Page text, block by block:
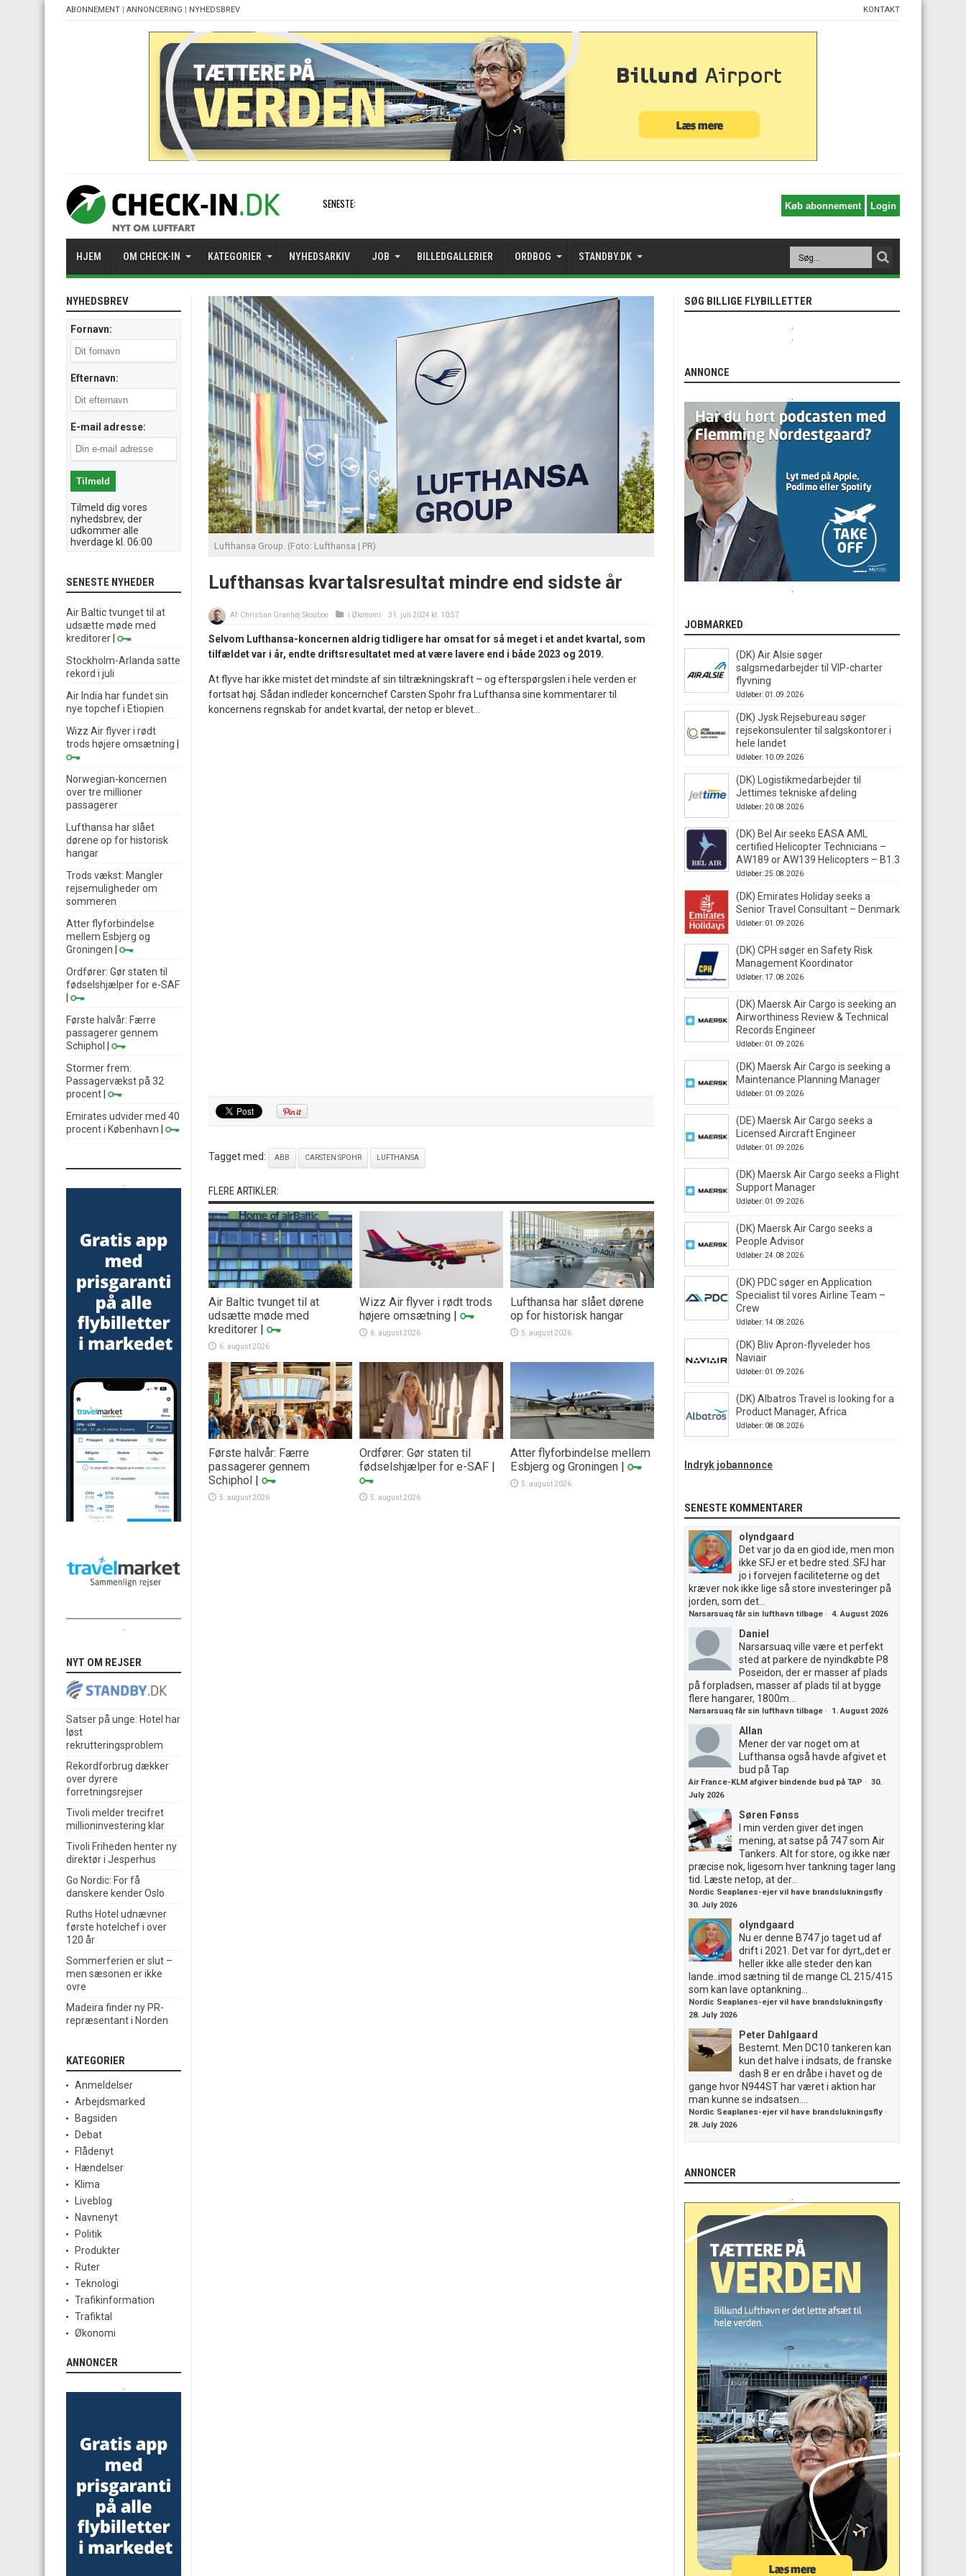
ABONNEMENT | ANNONCERING | NYHEDSBREV KONTAKT
SENESTE:
HJEM OM CHECK-IN KATEGORIER NYHEDSARKIV JOB BILLEDGALLERIER ORDBOG STANDBY.DK
Lufthansa Group. (Foto: Lufthansa | PR)
Lufthansas kvartalsresultat mindre end sidste år
Af: Christian Granhøj Skouboe i Økonomi 31. juli 2024 kl. 10:57
Selvom Lufthansa-koncernen aldrig tidligere har omsat for så meget i et andet kvartal, som
tilfældet var i år, endte driftsresultatet med at være lavere end i både 2023 og 2019.
At flyve har ikke mistet det mindste af sin tiltrækningskraft – og efterspørgslen i hele verden er
fortsat høj. Sådan indleder koncernchef Carsten Spohr fra Lufthansa sine kommentarer til
koncernens regnskab for andet kvartal, der netop er blevet...
Tagget med: ABB CARSTEN SPOHR LUFTHANSA
FLERE ARTIKLER:
Air Baltic tvunget til at
udsætte møde med
kreditorer |
6. august 2026
Wizz Air flyver i rødt trods
højere omsætning |
6. august 2026
Lufthansa har slået dørene
op for historisk hangar
5. august 2026
Første halvår: Færre
passagerer gennem
Schiphol |
5. august 2026
Ordfører: Gør staten til
fødselshjælper for e-SAF |
5. august 2026
Atter flyforbindelse mellem
Esbjerg og Groningen |
5. august 2026
NYHEDSBREV
Fornavn:
Efternavn:
E-mail adresse:
Tilmeld dig vores
nyhedsbrev, der
udkommer alle
hverdage kl. 06:00
SENESTE NYHEDER
Air Baltic tvunget til at
udsætte møde med
kreditorer
Stockholm-Arlanda satte
rekord i juli
Air India har fundet sin
nye topchef i Etiopien
Wizz Air flyver i rødt
trods højere omsætning
Norwegian-koncernen
over tre millioner
passagerer
Lufthansa har slået
dørene op for historisk
hangar
Trods vækst: Mangler
rejsemuligheder om
sommeren
Atter flyforbindelse
mellem Esbjerg og
Groningen
Ordfører: Gør staten til
fødselshjælper for e-SAF
Første halvår: Færre
passagerer gennem
Schiphol
Stormer frem:
Passagervækst på 32
procent
Emirates udvider med 40
procent i København
NYT OM REJSER
Satser på unge: Hotel har
løst
rekrutteringsproblem
Rekordforbrug dækker
over dyrere
forretningsrejser
Tivoli melder trecifret
millioninvestering klar
Tivoli Friheden henter ny
direktør i Jesperhus
Go Nordic: For få
danskere kender Oslo
Ruths Hotel udnævner
første hotelchef i over
120 år
Sommerferien er slut –
men sæsonen er ikke
ovre
Madeira finder ny PR-
repræsentant i Norden
KATEGORIER
Anmeldelser
Arbejdsmarked
Bagsiden
Debat
Flådenyt
Hændelser
Klima
Liveblog
Navnenyt
Politik
Produkter
Ruter
Teknologi
Trafikinformation
Trafiktal
Økonomi
ANNONCER
SØG BILLIGE FLYBILLETTER
ANNONCE
JOBMARKED
(DK) Air Alsie søger
salgsmedarbejder til VIP-charter
flyvning
Udløber: 01.09.2026
(DK) Jysk Rejsebureau søger
rejsekonsulenter til salgskontorer i
hele landet
Udløber: 10.09.2026
(DK) Logistikmedarbejder til
Jettimes tekniske afdeling
Udløber: 20.08.2026
(DK) Bel Air seeks EASA AML
certified Helicopter Technicians –
AW189 or AW139 Helicopters – B1.3
Udløber: 25.08.2026
(DK) Emirates Holiday seeks a
Senior Travel Consultant – Denmark
Udløber: 01.09.2026
(DK) CPH søger en Safety Risk
Management Koordinator
Udløber: 17.08.2026
(DK) Maersk Air Cargo is seeking an
Airworthiness Review & Technical
Records Engineer
Udløber: 01.09.2026
(DK) Maersk Air Cargo is seeking a
Maintenance Planning Manager
Udløber: 01.09.2026
(DE) Maersk Air Cargo seeks a
Licensed Aircraft Engineer
Udløber: 01.09.2026
(DK) Maersk Air Cargo seeks a Flight
Support Manager
Udløber: 01.09.2026
(DK) Maersk Air Cargo seeks a
People Advisor
Udløber: 24.08.2026
(DK) PDC søger en Application
Specialist til vores Airline Team –
Crew
Udløber: 14.08.2026
(DK) Bliv Apron-flyveleder hos
Naviair
Udløber: 01.09.2026
(DK) Albatros Travel is looking for a
Product Manager, Africa
Udløber: 08.08.2026
Indryk jobannonce
SENESTE KOMMENTARER
olyndgaard
Det var jo da en giod ide, men mon
ikke SFJ er et bedre sted..SFJ har
jo i forvejen faciliteterne og det
kræver nok ikke lige så store investeringer på
jorden, som det...
Narsarsuaq får sin lufthavn tilbage · 4. August 2026
Daniel
Narsarsuaq ville være et perfekt
sted at parkere de nyindkøbte P8
Poseidon, der er masser af plads
på forpladsen, masser af plads til at bygge
flere hangarer, 1800m...
Narsarsuaq får sin lufthavn tilbage · 1. August 2026
Allan
Mener der var noget om at
Lufthansa også havde afgivet et
bud på Tap
Air France-KLM afgiver bindende bud på TAP · 30.
July 2026
Søren Fønss
I min verden giver det ingen
mening, at satse på 747 som Air
Tankers. Alt for store, og ikke nær
præcise nok, ligesom hver tankning tager lang
tid. Læste netop, at der...
Nordic Seaplanes-ejer vil have brandslukningsfly ·
30. July 2026
olyndgaard
Nu er denne B747 jo taget ud af
drift i 2021. Det var for dyrt,,det er
heller ikke alle steder den kan
lande..imod sætning til de mange CL 215/415
som kan lave optankning...
Nordic Seaplanes-ejer vil have brandslukningsfly ·
28. July 2026
Peter Dahlgaard
Bestemt. Men DC10 tankeren kan
kun det halve i indsats, de franske
dash 8 er en dråbe i havet og de
gange hvor N944ST har været i aktion har
man kunne se indsatsen....
Nordic Seaplanes-ejer vil have brandslukningsfly ·
28. July 2026
ANNONCER